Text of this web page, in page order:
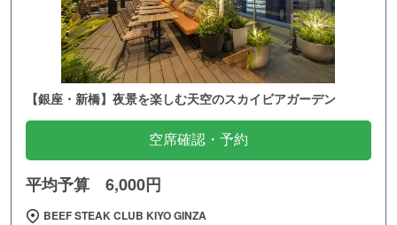
【銀座・新橋】夜景を楽しむ天空のスカイビアガーデン
空席確認・予約
平均予算 6,000円
BEEF STEAK CLUB KIYO GINZA